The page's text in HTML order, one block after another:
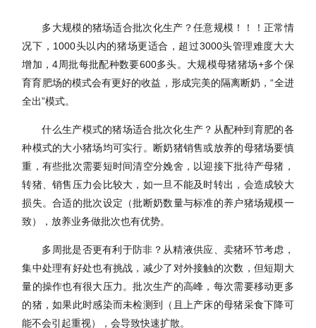
多大规模的猪场适合批次化生产？任意规模！！！正常情
况下，1000头以内的猪场更适合，超过3000头管理难度大大
增加，4周批每批配种数要600多头。大规模母猪猪场+多个保
育育肥场的模式会有更好的收益 ，形成完美的隔离断奶，“全进
全出”模式。
什么生产模式的猪场适合批次化生产？从配种到育肥的各
种模式的大小猪场均可实行。断奶猪销售或放养的母猪场要慎
重，有些批次需要短时间清空分娩舍，以迎接下批待产母猪，
转猪、销售压力会比较大，如一旦不能及时转出，会造成较大
损失。合适的批次设定（批断奶数量与标准的养户猪场规模一
致），放养业务做批次也有优势。
多周批是否更有利于防非？从精液供应、卖猪环节考虑，
集中处理有好处也有挑战，减少了对外接触的次数，但短期大
量的操作也有很大压力。批次生产的高峰，每次需要移动更多
的猪，如果此时感染而未检测到（且上产床的母猪采食下降可
能不会引起重视），会导致快速扩散。